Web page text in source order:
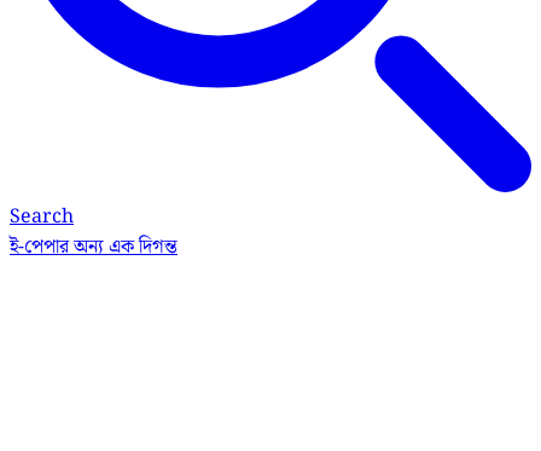
Search
ই-পেপারঅন্য এক দিগন্ত